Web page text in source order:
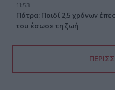
11:53
Πάτρα: Παιδί 2,5 χρόνων
του έσωσε τη ζωή